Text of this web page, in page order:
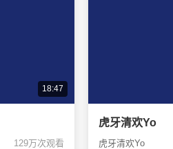
18:47
129万次观看
虎牙清欢Yo
虎牙清欢Yo